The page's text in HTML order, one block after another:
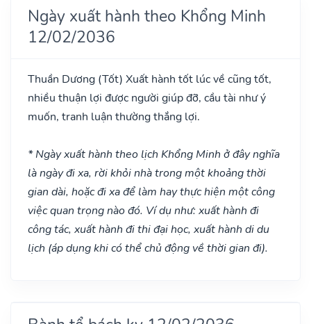
Ngày xuất hành theo Khổng Minh
12/02/2036
Thuần Dương (Tốt) Xuất hành tốt lúc về cũng tốt,
nhiều thuận lợi được người giúp đỡ, cầu tài như ý
muốn, tranh luận thường thắng lợi.
* Ngày xuất hành theo lịch Khổng Minh ở đây nghĩa
là ngày đi xa, rời khỏi nhà trong một khoảng thời
gian dài, hoặc đi xa để làm hay thực hiện một công
việc quan trọng nào đó. Ví dụ như: xuất hành đi
công tác, xuất hành đi thi đại học, xuất hành di du
lịch (áp dụng khi có thể chủ động về thời gian đi).